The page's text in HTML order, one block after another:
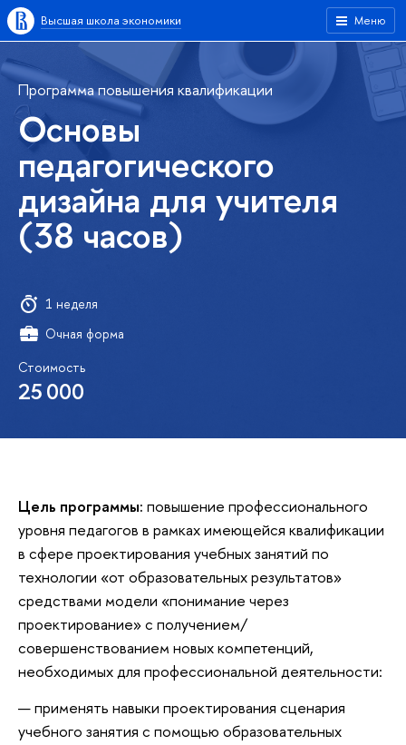
Меню
Высшая школа экономики
Программа повышения квалификации
Основы
педагогического
дизайна для учителя
(38 часов)
1 неделя
Очная форма
Стоимость
25000
Цель программы: повышение профессионального
уровня педагогов в рамках имеющейся квалификации
в сфере проектирования учебных занятий по
технологии «от образовательных результатов»
средствами модели «понимание через
проектирование» с получением/
совершенствованием новых компетенций,
необходимых для профессиональной деятельности:
применять навыки проектирования сценария
учебного занятия с помощью образовательных